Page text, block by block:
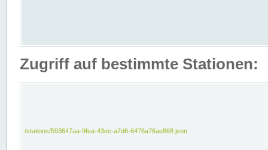
Zugriff auf bestimmte Stationen:
/stations/593647aa-9fea-43ec-a7d6-6476a76ae868.json